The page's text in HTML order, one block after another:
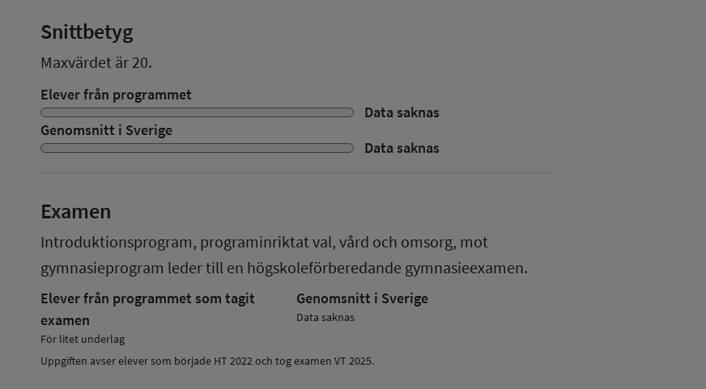
Snittbetyg
Maxvärdet är 20.
Elever från programmet
Data saknas
Genomsnitt i Sverige
Data saknas
Examen
Introduktionsprogram, programinriktat val, vård och omsorg, mot
gymnasieprogram leder till en högskoleförberedande gymnasieexamen.
Elever från programmet som tagit
examen
För litet underlag
Genomsnitt i Sverige
Data saknas
Uppgiften avser elever som började HT 2022 och tog examen VT 2025.